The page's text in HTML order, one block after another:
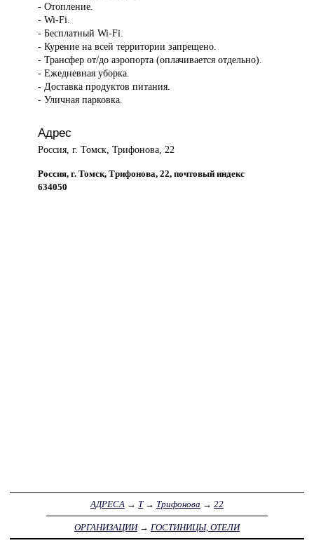
- Отопление.
- Wi-Fi.
- Бесплатный Wi-Fi.
- Курение на всей территории запрещено.
- Трансфер от/до аэропорта (оплачивается отдельно).
- Ежедневная уборка.
- Доставка продуктов питания.
- Уличная парковка.
Адрес
Россия, г. Томск, Трифонова, 22
Россия, г. Томск, Трифонова, 22, почтовый индекс
634050
АДРЕСА → Т→ Трифонова → 22
ОРГАНИЗАЦИИ→ ГОСТИНИЦЫ, ОТЕЛИ